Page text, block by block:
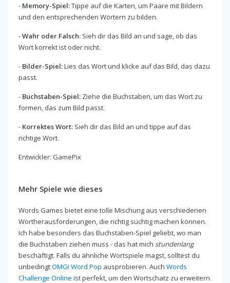
- Memory-Spiel:Tippe auf die Karten, um Paare mit Bildern
und den entsprechenden Wörtern zu bilden.
-Wahr oder Falsch: Sieh dir das Bild an und sage, ob das
Wort korrekt ist oder nicht.
- Bilder-Spiel:Lies das Wort und klicke auf das Bild, das dazu
passt.
- Buchstaben-Spiel: Ziehe die Buchstaben, um das Wort zu
formen, das zum Bild passt.
- Korrektes Wort: Sieh dir das Bild an und tippe auf das
richtige Wort.
Entwickler: GamePix
Mehr Spiele wie dieses
Words Games bietet eine tolle Mischung aus verschiedenen
Wortherausforderungen, die richtig süchtig machen können.
Ich habe besonders das Buchstaben-Spiel geliebt, wo man
die Buchstaben ziehen muss - das hat mich stundenlang
beschäftigt. Falls du ähnliche Wortspiele magst, solltest du
unbedingtOMG! Word Pop ausprobieren. Auch Words
Challenge Online ist perfekt, um den Wortschatz zu erweitern.